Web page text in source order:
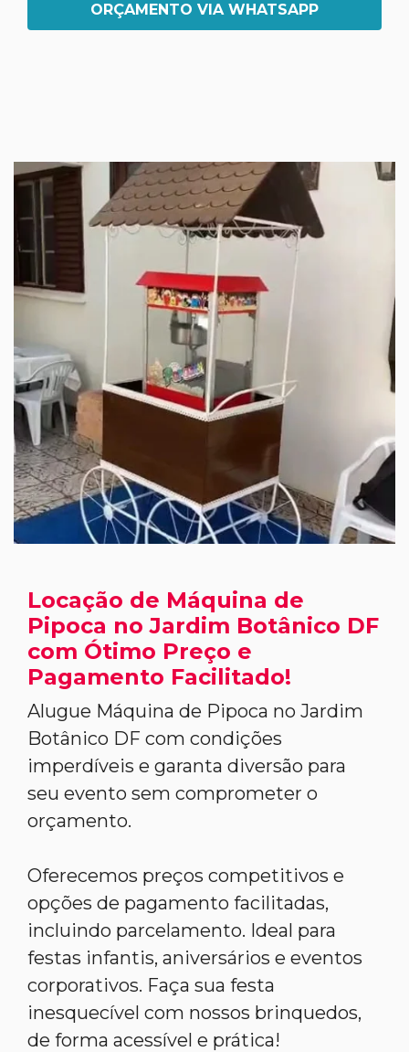
ORÇAMENTO VIA WHATSAPP
Locação de Máquina de
Pipoca no Jardim Botânico DF
com Ótimo Preço e
Pagamento Facilitado!
Alugue Máquina de Pipoca no Jardim
Botânico DF com condições
imperdíveis e garanta diversão para
seu evento sem comprometer o
orçamento.
Oferecemos preços competitivos e
opções de pagamento facilitadas,
incluindo parcelamento. Ideal para
festas infantis, aniversários e eventos
corporativos. Faça sua festa
inesquecível com nossos brinquedos,
de forma acessível e prática!